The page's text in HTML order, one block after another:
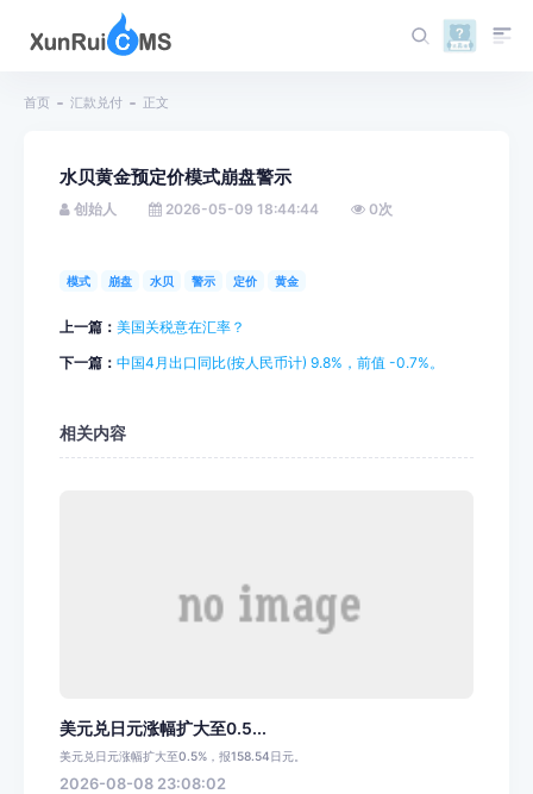
首页 汇款兑付 正文
水贝黄金预定价模式崩盘警示
创始人 2026-05-09 18:44:44 0次
模式 崩盘 水贝 警示 定价 黄金
上一篇： 美国关税意在汇率？
下一篇： 中国4月出口同比(按人民币计) 9.8%，前值 -0.7%。
相关内容
美元兑日元涨幅扩大至0.5...
美元兑日元涨幅扩大至0.5%，报158.54日元。
2026-08-08 23:08:02